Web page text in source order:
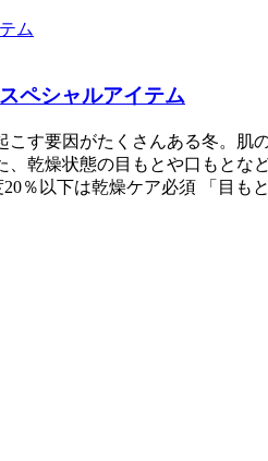
ペシャルアイテム
す要因がたくさんある冬。肌
乾燥状態の目もとや口もとな
％以下は乾燥ケア必須 「目も